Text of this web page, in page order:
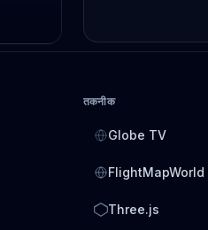
तकनीक
Globe TV
FlightMapWorld
Three.js